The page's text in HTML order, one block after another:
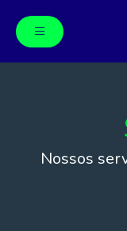
Nossos